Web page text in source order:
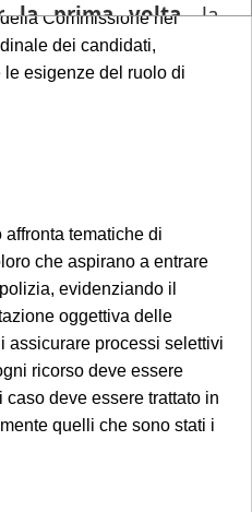
Commissione nel
dei candidati,
esigenze del ruolo di
affronta tematiche di
che aspirano a entrare
evidenziando il
oggettiva delle
assicurare processi selettivi
ricorso deve essere
deve essere trattato in
quelli che sono stati i
la prima volta, la
richiesta di
in questo periodo
a fronte di
non comporta un
: l'appuntamento
alla disponibilità
all'urgenza
Se interessato, si
mail con richiesta di
assistenza
per le seguenti